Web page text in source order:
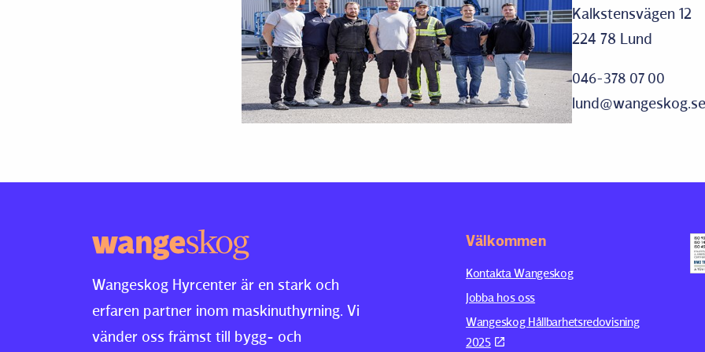
Kalkstensvägen 12
224 78 Lund
046-378 07 00
lund@wangeskog.se
Wangeskog Hyrcenter är en stark och
erfaren partner inom maskinuthyrning. Vi
vänder oss främst till bygg- och
Välkommen
Kontakta Wangeskog
Jobba hos oss
Wangeskog Hållbarhetsredovisning
2025